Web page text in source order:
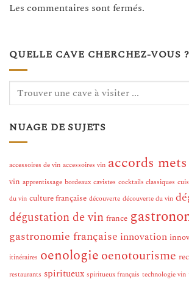
Les commentaires sont fermés.
QUELLE CAVE CHERCHEZ-VOUS ?
NUAGE DE SUJETS
accessoires de vin accessoires vin accords
vin apprentissage bordeaux cavistes cocktails classiques
du vin culture française découverte découverte du vin
dégustation de vin france
gastronomie française innovation
itinéraires oenologie oenotourisme
restaurants spiritueux spiritueux français technologie vin